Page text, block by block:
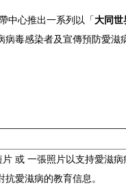
中心推出一系列以「大同世
病毒感染者及宣傳預防愛滋
或 一張照片以支持愛滋
抗愛滋病的教育信息。